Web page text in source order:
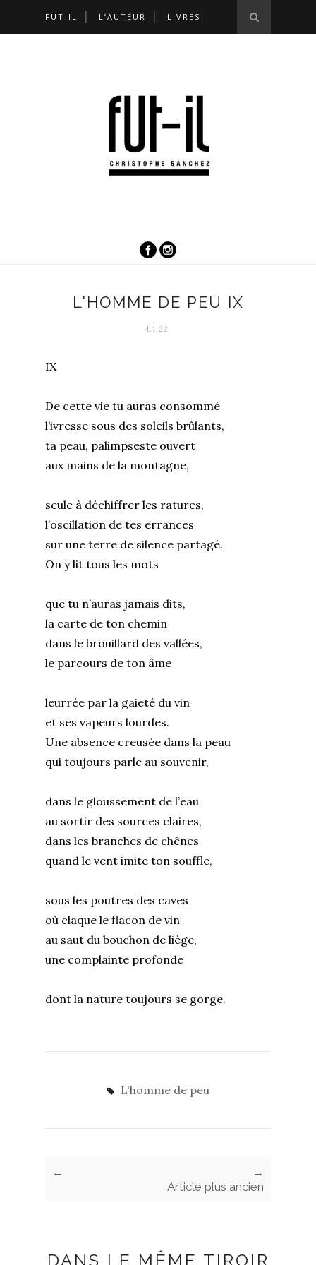
FUT-IL L’AUTEUR LIVRES
L'HOMME DE PEU IX
4.1.22
IX
De cette vie tu auras consommé
l’ivresse sous des soleils brûlants,
ta peau, palimpseste ouvert
aux mains de la montagne,
seule à déchiffrer les ratures,
l’oscillation de tes errances
sur une terre de silence partagé.
On y lit tous les mots
que tu n’auras jamais dits,
la carte de ton chemin
dans le brouillard des vallées,
le parcours de ton âme
leurrée par la gaieté du vin
et ses vapeurs lourdes.
Une absence creusée dans la peau
qui toujours parle au souvenir,
dans le gloussement de l’eau
au sortir des sources claires,
dans les branches de chênes
quand le vent imite ton souffle,
sous les poutres des caves
où claque le flacon de vin
au saut du bouchon de liège,
une complainte profonde
dont la nature toujours se gorge.
L'homme de peu
← →
Article plus ancien
DANS LE MÊME TIROIR